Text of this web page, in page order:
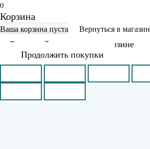
0
Корзина
Ваша корзина пуста Вернуться в магазин
Рассчитайте доставку в корзине
Продолжить покупки